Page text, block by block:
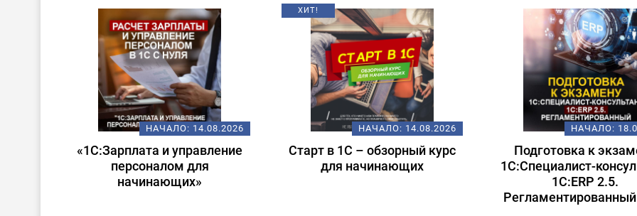
НАЧАЛО: 14.08.2026
«1С:Зарплата и управление
персоналом для
начинающих»
ХИТ!
НАЧАЛО: 14.08.2026
Старт в 1С – обзорный курс
для начинающих
НАЧАЛО:
Подготовка к
1С:Специалист-
1С:ERP 2.5.
Регламентированный